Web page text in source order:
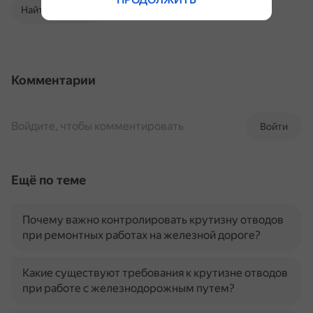
Найти в Поиске
Комментарии
Войти
Войдите, чтобы комментировать
Ещё по теме
Почему важно контролировать крутизну отводов
при ремонтных работах на железной дороге?
Какие существуют требования к крутизне отводов
при работе с железнодорожным путем?